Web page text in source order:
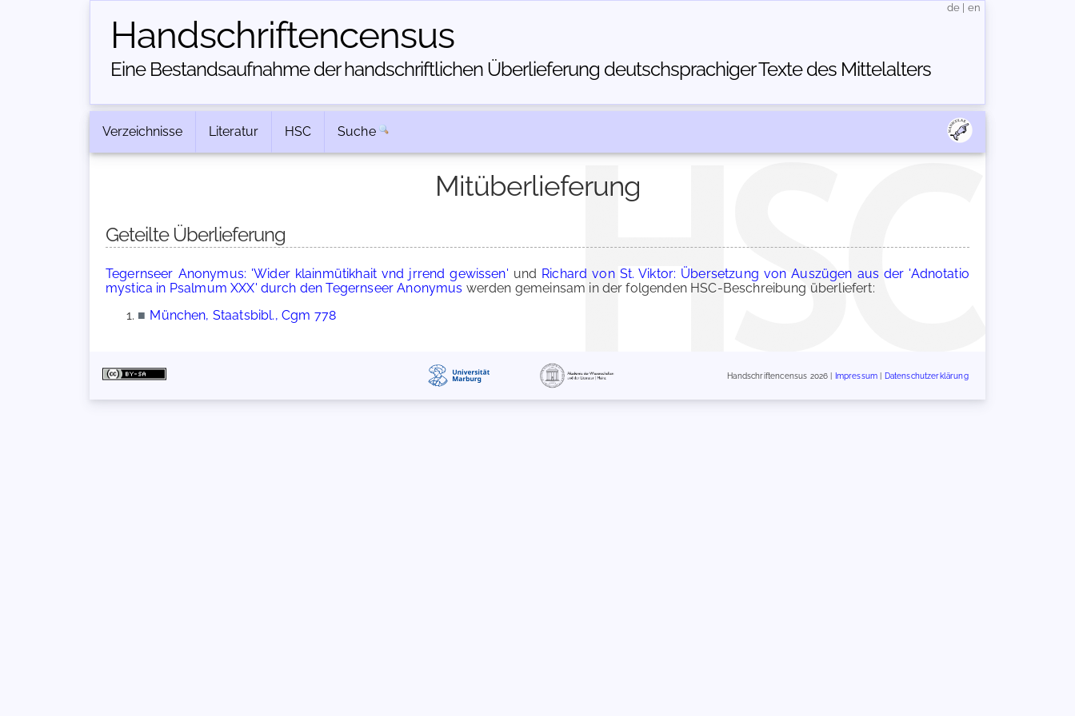
Handschriften­census
Eine Bestandsaufnahme der handschriftlichen Über­lieferung deutschsprachiger Texte des Mittelalters
de en
Verzeichnisse Literatur HSC Suche
Mitüberlieferung
Geteilte Überlieferung
Tegernseer Anonymus: 'Wider klainmütikhait vnd jrrend gewissen' und Richard von St. Viktor: Übersetzung von Auszügen aus der 'Adnotatio
mystica in Psalmum XXX' durch den Tegernseer Anonymus werden gemeinsam in der folgenden HSC-Beschreibung überliefert:
■ München, Staatsbibl., Cgm 778
Handschriftencensus 2026 | Impressum Datenschutzerklärung